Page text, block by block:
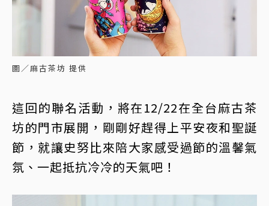
圖／麻古茶坊 提供
這回的聯名活動，將在12/22在全台麻古茶
坊的門市展開，剛剛好趕得上平安夜和聖誕
節，就讓史努比來陪大家感受過節的溫馨氣
氛、一起抵抗冷冷的天氣吧！